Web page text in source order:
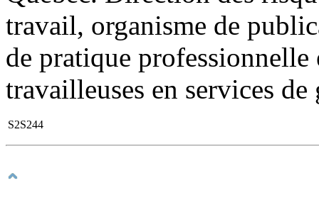
travail, organisme de
de pratique
travailleuses en services de
S2S244